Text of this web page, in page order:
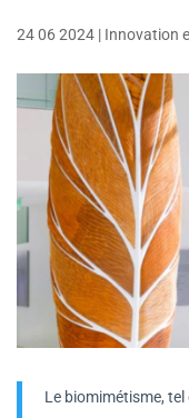
24 06 2024 | Innovation
Le biomimétisme,